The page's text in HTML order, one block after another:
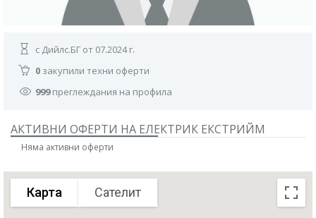
с Дийлс.БГ от 07.2024 г.
0 закупили техни оферти
999преглеждания на профила
АКТИВНИ ОФЕРТИ НА ЕЛЕКТРИК ЕКСТРИЙМ
Няма активни оферти
Карта Сателит